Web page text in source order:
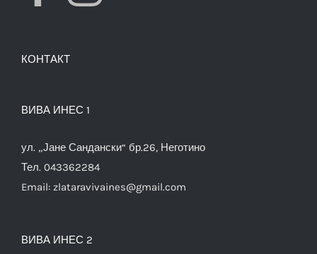
КОНТАКТ
ВИВА ИНЕС 1
ул. „Јане Сандански“ бр.26, Неготино
Тел. 043362284
Email: zlataravivaines@gmail.com
ВИВА ИНЕС 2